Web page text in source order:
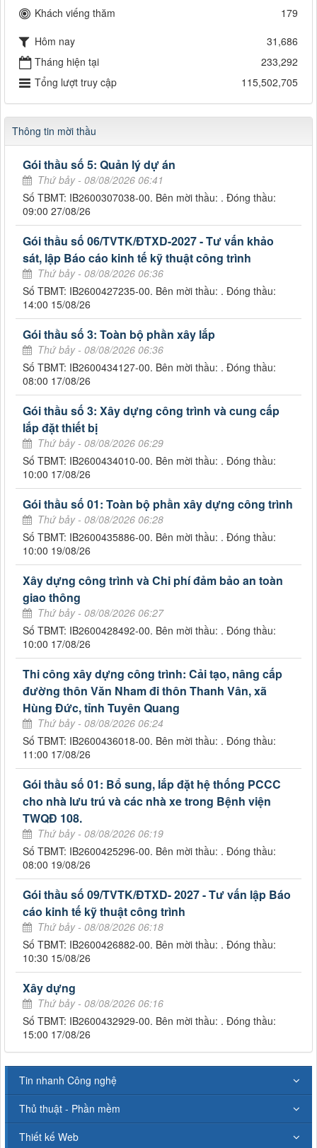
Khách viếng thăm
179
Hôm nay
31,686
Tháng hiện tại
233,292
Tổng lượt truy cập
115,502,705
Thông tin mời thầu
Gói thầu số 5: Quản lý dự án
Thứ bảy - 08/08/2026 06:41
Số TBMT: IB2600307038-00. Bên mời thầu: . Đóng thầu:
09:00 27/08/26
Gói thầu số 06/TVTK/ĐTXD-2027 - Tư vấn khảo
sát, lập Báo cáo kinh tế kỹ thuật công trình
Thứ bảy - 08/08/2026 06:36
Số TBMT: IB2600427235-00. Bên mời thầu: . Đóng thầu:
14:00 15/08/26
Gói thầu số 3: Toàn bộ phần xây lắp
Thứ bảy - 08/08/2026 06:36
Số TBMT: IB2600434127-00. Bên mời thầu: . Đóng thầu:
08:00 17/08/26
Gói thầu số 3: Xây dựng công trình và cung cấp
lắp đặt thiết bị
Thứ bảy - 08/08/2026 06:29
Số TBMT: IB2600434010-00. Bên mời thầu: . Đóng thầu:
10:00 17/08/26
Gói thầu số 01: Toàn bộ phần xây dựng công trình
Thứ bảy - 08/08/2026 06:28
Số TBMT: IB2600435886-00. Bên mời thầu: . Đóng thầu:
10:00 19/08/26
Xây dựng công trình và Chi phí đảm bảo an toàn
giao thông
Thứ bảy - 08/08/2026 06:27
Số TBMT: IB2600428492-00. Bên mời thầu: . Đóng thầu:
10:00 17/08/26
Thi công xây dựng công trình: Cải tạo, nâng cấp
đường thôn Văn Nham đi thôn Thanh Vân, xã
Hùng Đức, tỉnh Tuyên Quang
Thứ bảy - 08/08/2026 06:24
Số TBMT: IB2600436018-00. Bên mời thầu: . Đóng thầu:
11:00 17/08/26
Gói thầu số 01: Bổ sung, lắp đặt hệ thống PCCC
cho nhà lưu trú và các nhà xe trong Bệnh viện
TWQĐ 108.
Thứ bảy - 08/08/2026 06:19
Số TBMT: IB2600425296-00. Bên mời thầu: . Đóng thầu:
08:00 19/08/26
Gói thầu số 09/TVTK/ĐTXD- 2027 - Tư vấn lập Báo
cáo kinh tế kỹ thuật công trình
Thứ bảy - 08/08/2026 06:18
Số TBMT: IB2600426882-00. Bên mời thầu: . Đóng thầu:
10:30 15/08/26
Xây dựng
Thứ bảy - 08/08/2026 06:16
Số TBMT: IB2600432929-00. Bên mời thầu: . Đóng thầu:
15:00 17/08/26
Tin nhanh Công nghệ
Thủ thuật - Phần mềm
Thiết kế Web